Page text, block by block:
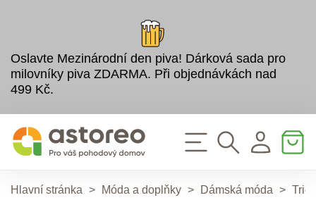
Oslavte Mezinárodní den piva! Dárková sada pro
milovníky piva ZDARMA. Při objednávkách nad
499 Kč.
Hlavní stránka > Móda a doplňky > Dámská móda >